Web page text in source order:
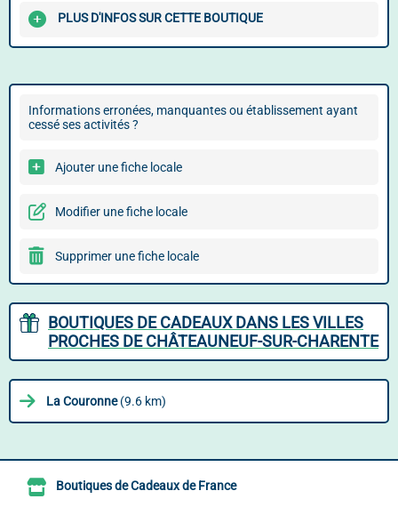
PLUS D'INFOS SUR CETTE BOUTIQUE
Informations erronées, manquantes ou établissement ayant
cessé ses activités ?
Ajouter une fiche locale
Modifier une fiche locale
Supprimer une fiche locale
BOUTIQUES DE CADEAUX DANS LES VILLES
PROCHES DE CHÂTEAUNEUF-SUR-CHARENTE
La Couronne(9.6 km)
Boutiques de Cadeaux de France